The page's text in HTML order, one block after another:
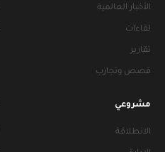
الأخبار العالمية
لقاءات
تقارير
قصص وتجارب
مشروعي
الانطلاقة